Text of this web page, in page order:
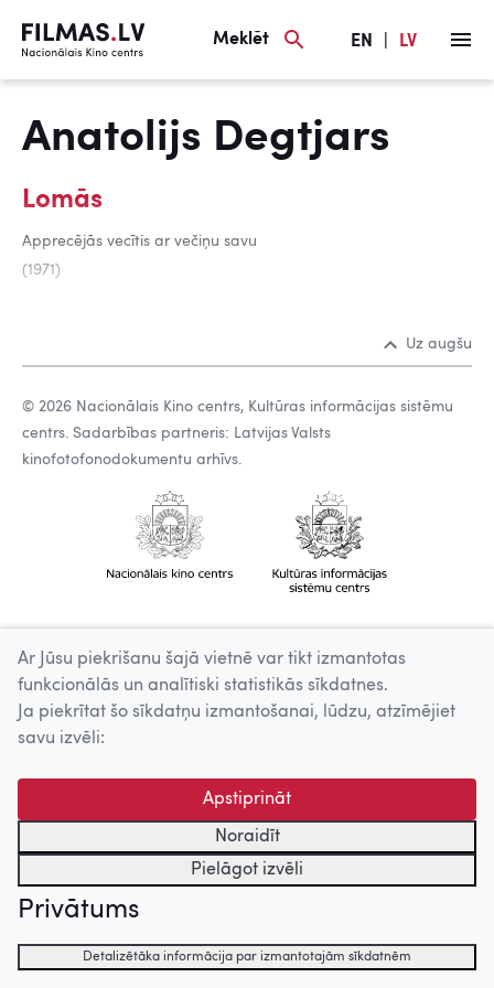
Meklēt EN LV
Anatolijs Degtjars
Lomās
Apprecējās vecītis ar večiņu savu
(1971)
Uz augšu
© 2026 Nacionālais Kino centrs, Kultūras informācijas sistēmu
centrs. Sadarbības partneris: Latvijas Valsts
kinofotofonodokumentu arhīvs.
Ar Jūsu piekrišanu šajā vietnē var tikt izmantotas
funkcionālās un analītiski statistikās sīkdatnes.
Ja piekrītat šo sīkdatņu izmantošanai, lūdzu, atzīmējiet
savu izvēli:
Apstiprināt
Noraidīt
Pielāgot izvēli
Privātums
Detalizētāka informācija par izmantotajām sīkdatnēm